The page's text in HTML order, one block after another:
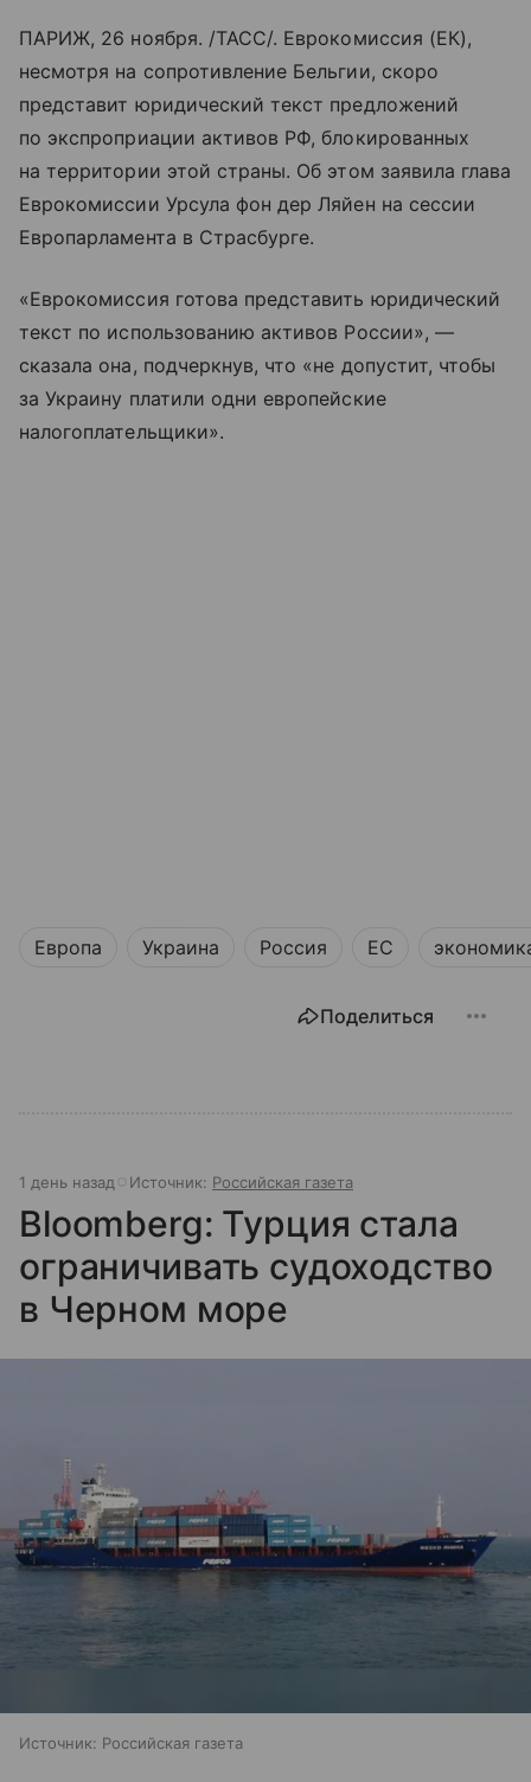
ПАРИЖ, 26 ноября. /ТАСС/. Еврокомиссия (ЕК),
несмотря на сопротивление Бельгии, скоро
представит юридический текст предложений
по экспроприации активов РФ, блокированных
на территории этой страны. Об этом заявила глава
Еврокомиссии Урсула фон дер Ляйен на сессии
Европарламента в Страсбурге.
«Еврокомиссия готова представить юридический
текст по использованию активов России», —
сказала она, подчеркнув, что «не допустит, чтобы
за Украину платили одни европейские
налогоплательщики».
Европа Украина Россия ЕС
Поделиться
1 день назад Источник: Российская газета
Bloomberg: Турция стала
ограничивать судоходство
в Черном море
Источник: Российская газета